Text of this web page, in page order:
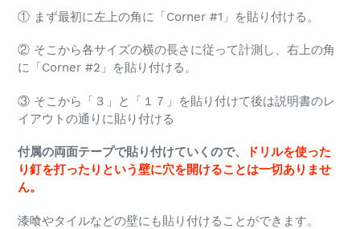
① まず最初に左上の角に「Corner #1」を貼り付ける。
② そこから各サイズの横の長さに従って計測し、右上の角
に「Corner #2」を貼り付ける。
③ そこから「３」と「１７」を貼り付けて後は説明書のレ
イアウトの通りに貼り付ける
付属の両面テープで貼り付けていくので、
ドリルを使った
り釘を打ったりという壁に穴を開けることは一切ありませ
ん。
漆喰やタイルなどの壁にも貼り付けることができます。